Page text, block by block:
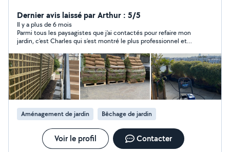
soin de vos espaces verts et de vos extérieurs.
J'interviens pour l'entretien régulier ou ponctuel, en
m'adaptant à vos besoins et à votre planning.
Intervention propre, soignée et discrète, avec le souci
du détail et du travail bien fait. Déplacement sur Paris
intra-muros et toute la banlieue parisienne ️ Disponible
7j/7, du lundi au dimanche Devis gratuit sur simple
demande Réponse rapide
Dernier avis laissé par Arthur : 5/5
Il y a plus de 6 mois
Parmi tous les paysagistes que j’ai contactés pour refaire mon
jardin, c’est Charles qui s’est montré le plus professionnel et
recommande vivement!
Aménagement de jardin Bêchage de jardin
Voir le profil Contacter